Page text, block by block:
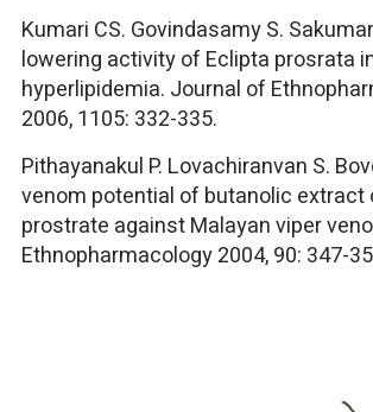
Kumari CS. Govindasamy S.
lowering activity of Eclipta prosrata
hyperlipidemia. Journal of
2006, 1105: 332-335.
Pithayanakul P. Lovachiranvan S.
venom potential of butanolic extract
prostrate against Malayan viper
Ethnopharmacology 2004, 90: 347-